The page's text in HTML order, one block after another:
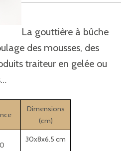
La gouttière à bûche
des mousses, des
traiteur en gelée ou
Dimensions
(cm)
30x8x6.5 cm